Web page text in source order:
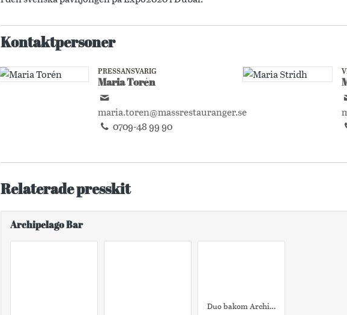
Kontaktpersoner
PRESSANSVARIG
Maria Torén
maria.toren@massrestauranger.se
0709-48 99 90
Relaterade presskit
Archipelago Bar
Duo bakom Archipelago bar